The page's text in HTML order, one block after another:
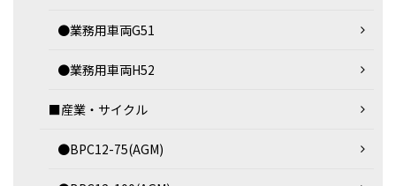
●業務用車両G51
●業務用車両H52
■産業・サイクル
●BPC12-75(AGM)